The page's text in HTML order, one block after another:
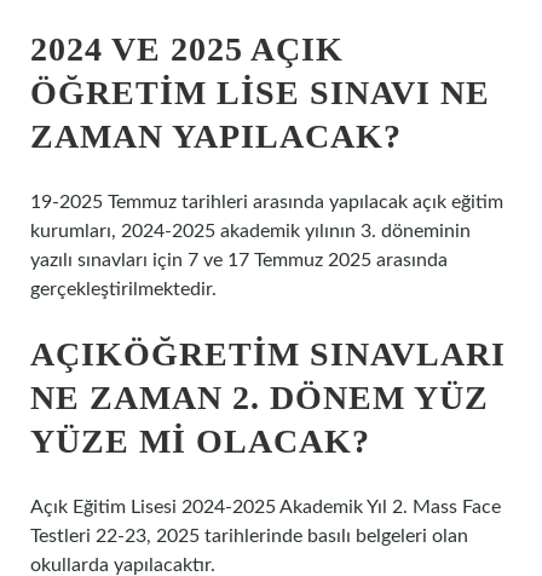
2024 VE 2025 AÇIK
ÖĞRETIM LISE SINAVI NE
ZAMAN YAPILACAK?
19-2025 Temmuz tarihleri arasında yapılacak açık eğitim
kurumları, 2024-2025 akademik yılının 3. döneminin
yazılı sınavları için 7 ve 17 Temmuz 2025 arasında
gerçekleştirilmektedir.
AÇIKÖĞRETIM SINAVLARI
NE ZAMAN 2. DÖNEM YÜZ
YÜZE MI OLACAK?
Açık Eğitim Lisesi 2024-2025 Akademik Yıl 2. Mass Face
Testleri 22-23, 2025 tarihlerinde basılı belgeleri olan
okullarda yapılacaktır.